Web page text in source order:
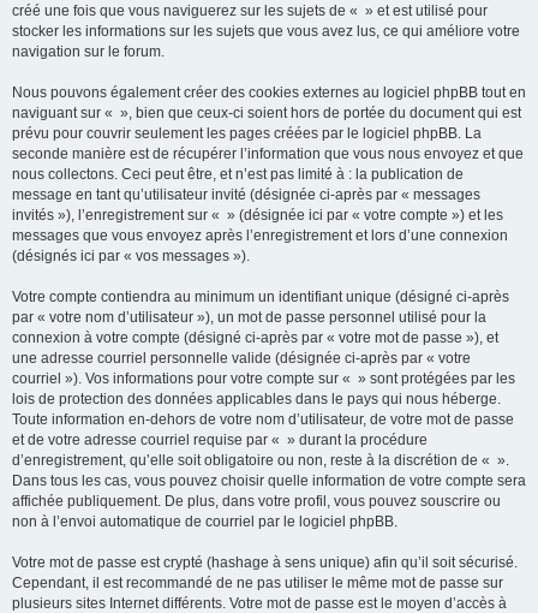
créé une fois que vous naviguerez sur les sujets de « » et est utilisé pour
stocker les informations sur les sujets que vous avez lus, ce qui améliore votre
navigation sur le forum.
Nous pouvons également créer des cookies externes au logiciel phpBB tout en
naviguant sur « », bien que ceux-ci soient hors de portée du document qui est
prévu pour couvrir seulement les pages créées par le logiciel phpBB. La
seconde manière est de récupérer l’information que vous nous envoyez et que
nous collectons. Ceci peut être, et n’est pas limité à : la publication de
message en tant qu’utilisateur invité (désignée ci-après par « messages
invités »), l’enregistrement sur « » (désignée ici par « votre compte ») et les
messages que vous envoyez après l’enregistrement et lors d’une connexion
(désignés ici par « vos messages »).
Votre compte contiendra au minimum un identifiant unique (désigné ci-après
par « votre nom d’utilisateur »), un mot de passe personnel utilisé pour la
connexion à votre compte (désigné ci-après par « votre mot de passe »), et
une adresse courriel personnelle valide (désignée ci-après par « votre
courriel »). Vos informations pour votre compte sur « » sont protégées par les
lois de protection des données applicables dans le pays qui nous héberge.
Toute information en-dehors de votre nom d’utilisateur, de votre mot de passe
et de votre adresse courriel requise par « » durant la procédure
d’enregistrement, qu’elle soit obligatoire ou non, reste à la discrétion de « ».
Dans tous les cas, vous pouvez choisir quelle information de votre compte sera
affichée publiquement. De plus, dans votre profil, vous pouvez souscrire ou
non à l’envoi automatique de courriel par le logiciel phpBB.
Votre mot de passe est crypté (hashage à sens unique) afin qu’il soit sécurisé.
Cependant, il est recommandé de ne pas utiliser le même mot de passe sur
plusieurs sites Internet différents. Votre mot de passe est le moyen d’accès à